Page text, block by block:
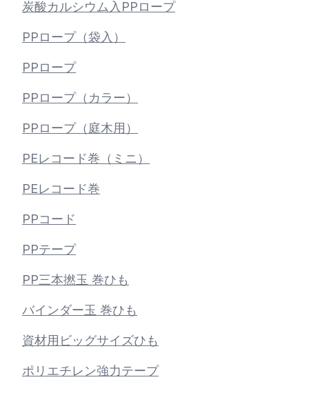
炭酸カルシウム入PPロープ
PPロープ（袋入）
PPロープ
PPロープ（カラー）
PPロープ（庭木用）
PEレコード巻（ミニ）
PEレコード巻
PPコード
PPテープ
PP三本撚玉 巻ひも
バインダー玉 巻ひも
資材用ビッグサイズひも
ポリエチレン強力テープ